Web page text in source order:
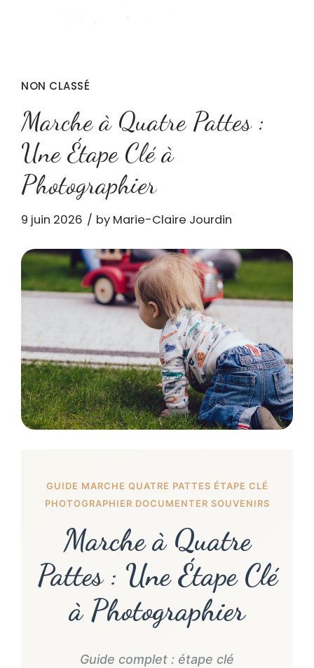
NON CLASSÉ
Marche à Quatre Pattes :
Une Étape Clé à
Photographier
9 juin 2026 by Marie-Claire Jourdin
GUIDE MARCHE QUATRE PATTES ÉTAPE CLÉ
PHOTOGRAPHIER DOCUMENTER SOUVENIRS
Marche à Quatre
Pattes : Une Étape Clé
à Photographier
Guide complet : étape clé